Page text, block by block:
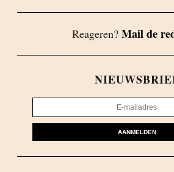
Reageren? Mail de
AANMELDEN